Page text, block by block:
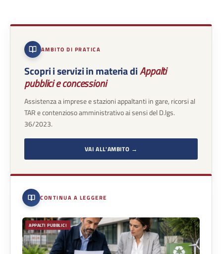
AMBITO DI PRATICA
Scopri i servizi in materia diAppalti
pubblici e concessioni
Assistenza a imprese e stazioni appaltanti in gare, ricorsi al
TAR e contenzioso amministrativo ai sensi del D.lgs.
36/2023.
VAI ALL'AMBITO →
CONTINUA A LEGGERE
APPALTI PUBBLICI